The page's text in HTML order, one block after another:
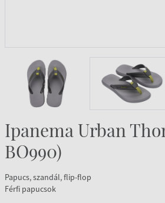
Ipanema Urban
BO990)
Papucs, szandál, flip-flop
Férfi papucsok